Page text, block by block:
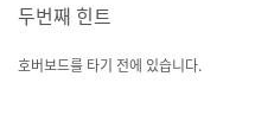
두번째 힌트
호버보드를 타기 전에 있습니다.